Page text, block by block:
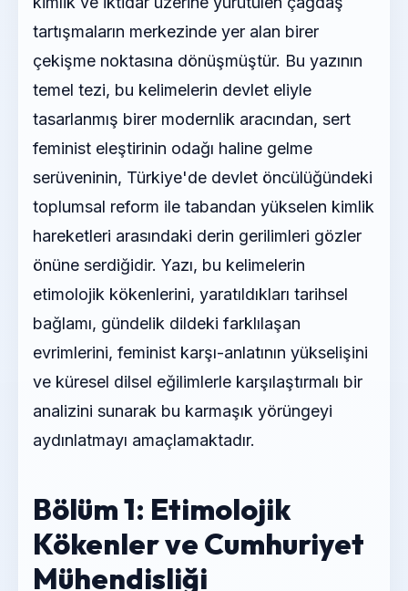
tartışmaların merkezinde yer alan birer
çekişme noktasına dönüşmüştür. Bu yazının
temel tezi, bu kelimelerin devlet eliyle
tasarlanmış birer modernlik aracından, sert
feminist eleştirinin odağı haline gelme
serüveninin, Türkiye'de devlet öncülüğündeki
toplumsal reform ile tabandan yükselen kimlik
hareketleri arasındaki derin gerilimleri gözler
önüne serdiğidir. Yazı, bu kelimelerin
etimolojik kökenlerini, yaratıldıkları tarihsel
bağlamı, gündelik dildeki farklılaşan
evrimlerini, feminist karşı-anlatının yükselişini
ve küresel dilsel eğilimlerle karşılaştırmalı bir
analizini sunarak bu karmaşık yörüngeyi
aydınlatmayı amaçlamaktadır.
Bölüm 1: Etimolojik
Kökenler ve Cumhuriyet
Mühendisliği